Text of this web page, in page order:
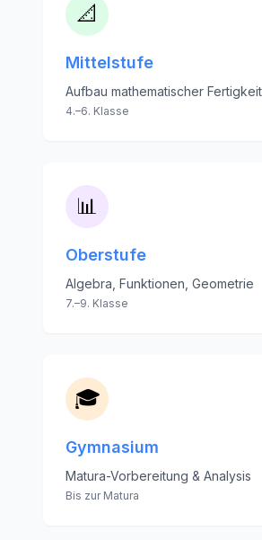
📐
Mittelstufe
Aufbau mathematischer
4.–6. Klasse
📊
Oberstufe
Algebra, Funktionen, Geometrie
7.–9. Klasse
🎓
Gymnasium
Matura-Vorbereitung & Analysis
Bis zur Matura